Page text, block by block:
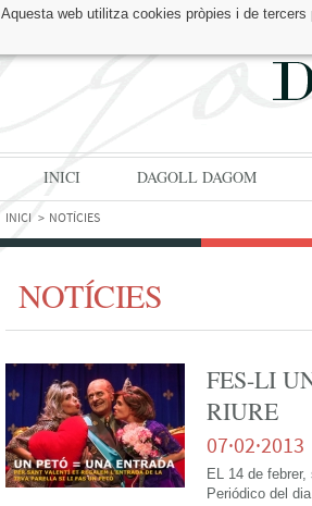
Aquesta web utilitza cookies pròpies i de tercers
TROBA'NS A:
INICI DAGOLL DAGOM
INICI NOTÍCIES
NOTÍCIES
FES-LI
RIURE
07·02·2013
EL 14 de
Periódico del